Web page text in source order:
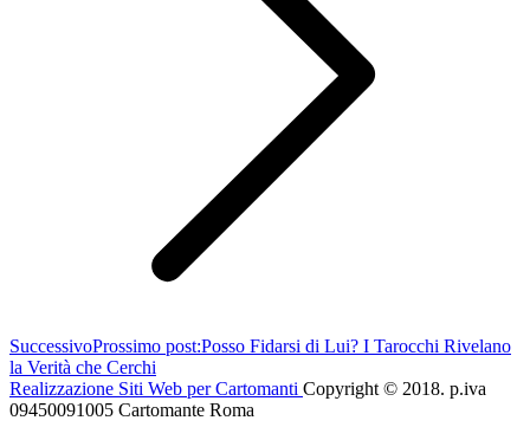
SuccessivoProssimo post:Posso Fidarsi di Lui? I Tarocchi Rivelano
la Verità che Cerchi
Realizzazione Siti Web per Cartomanti Copyright © 2018. p.iva
09450091005 Cartomante Roma